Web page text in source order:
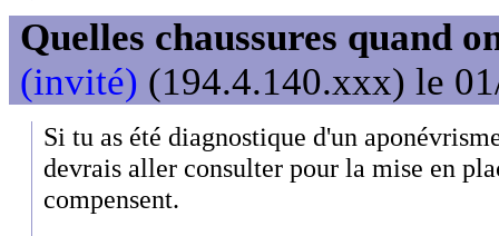
Quelles chaussures quand
(invité) (194.4.140.xxx) le
Si tu as été diagnostique d'un
devrais aller consulter pour la mise en
compensent.